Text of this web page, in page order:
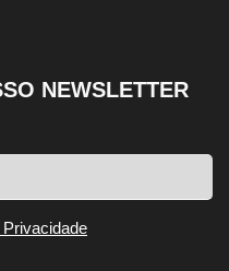
NEWSLETTER